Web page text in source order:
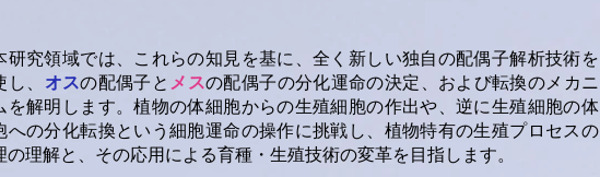
究領域では、これらの知見を基に、全く新しい独自の配偶子解析技術を
し、 オスの配偶子と メスの配偶子の分化運命の決定、および転換のメカニ
を解明します。植物の体細胞からの生殖細胞の作出や、逆に生殖細胞の体
への分化転換という細胞運命の操作に挑戦し、植物特有の生殖プロセスの
の理解と、その応用による育種・生殖技術の変革を目指します。